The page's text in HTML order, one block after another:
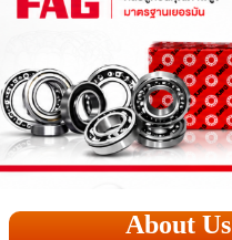
About Us